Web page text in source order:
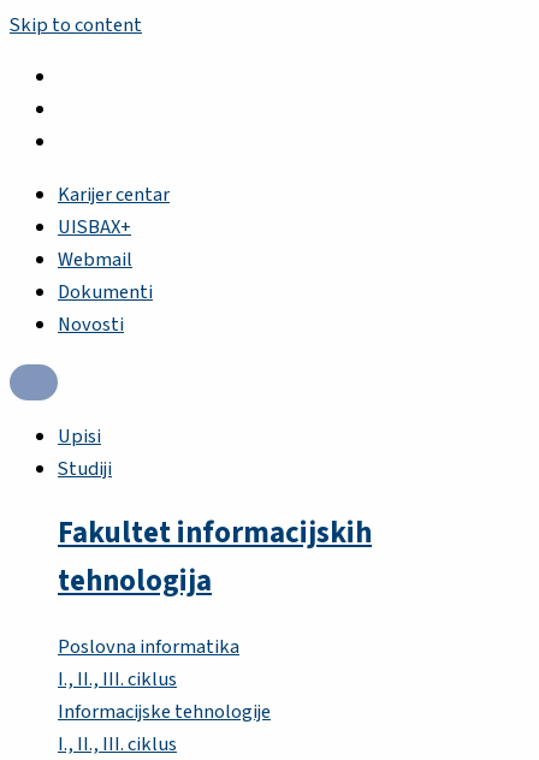
Skip to content
Karijer centar
UISBAX+
Webmail
Dokumenti
Novosti
Upisi
Studiji
Fakultet informacijskih
tehnologija
Poslovna informatika
I., II., III. ciklus
Informacijske tehnologije
I., II., III. ciklus